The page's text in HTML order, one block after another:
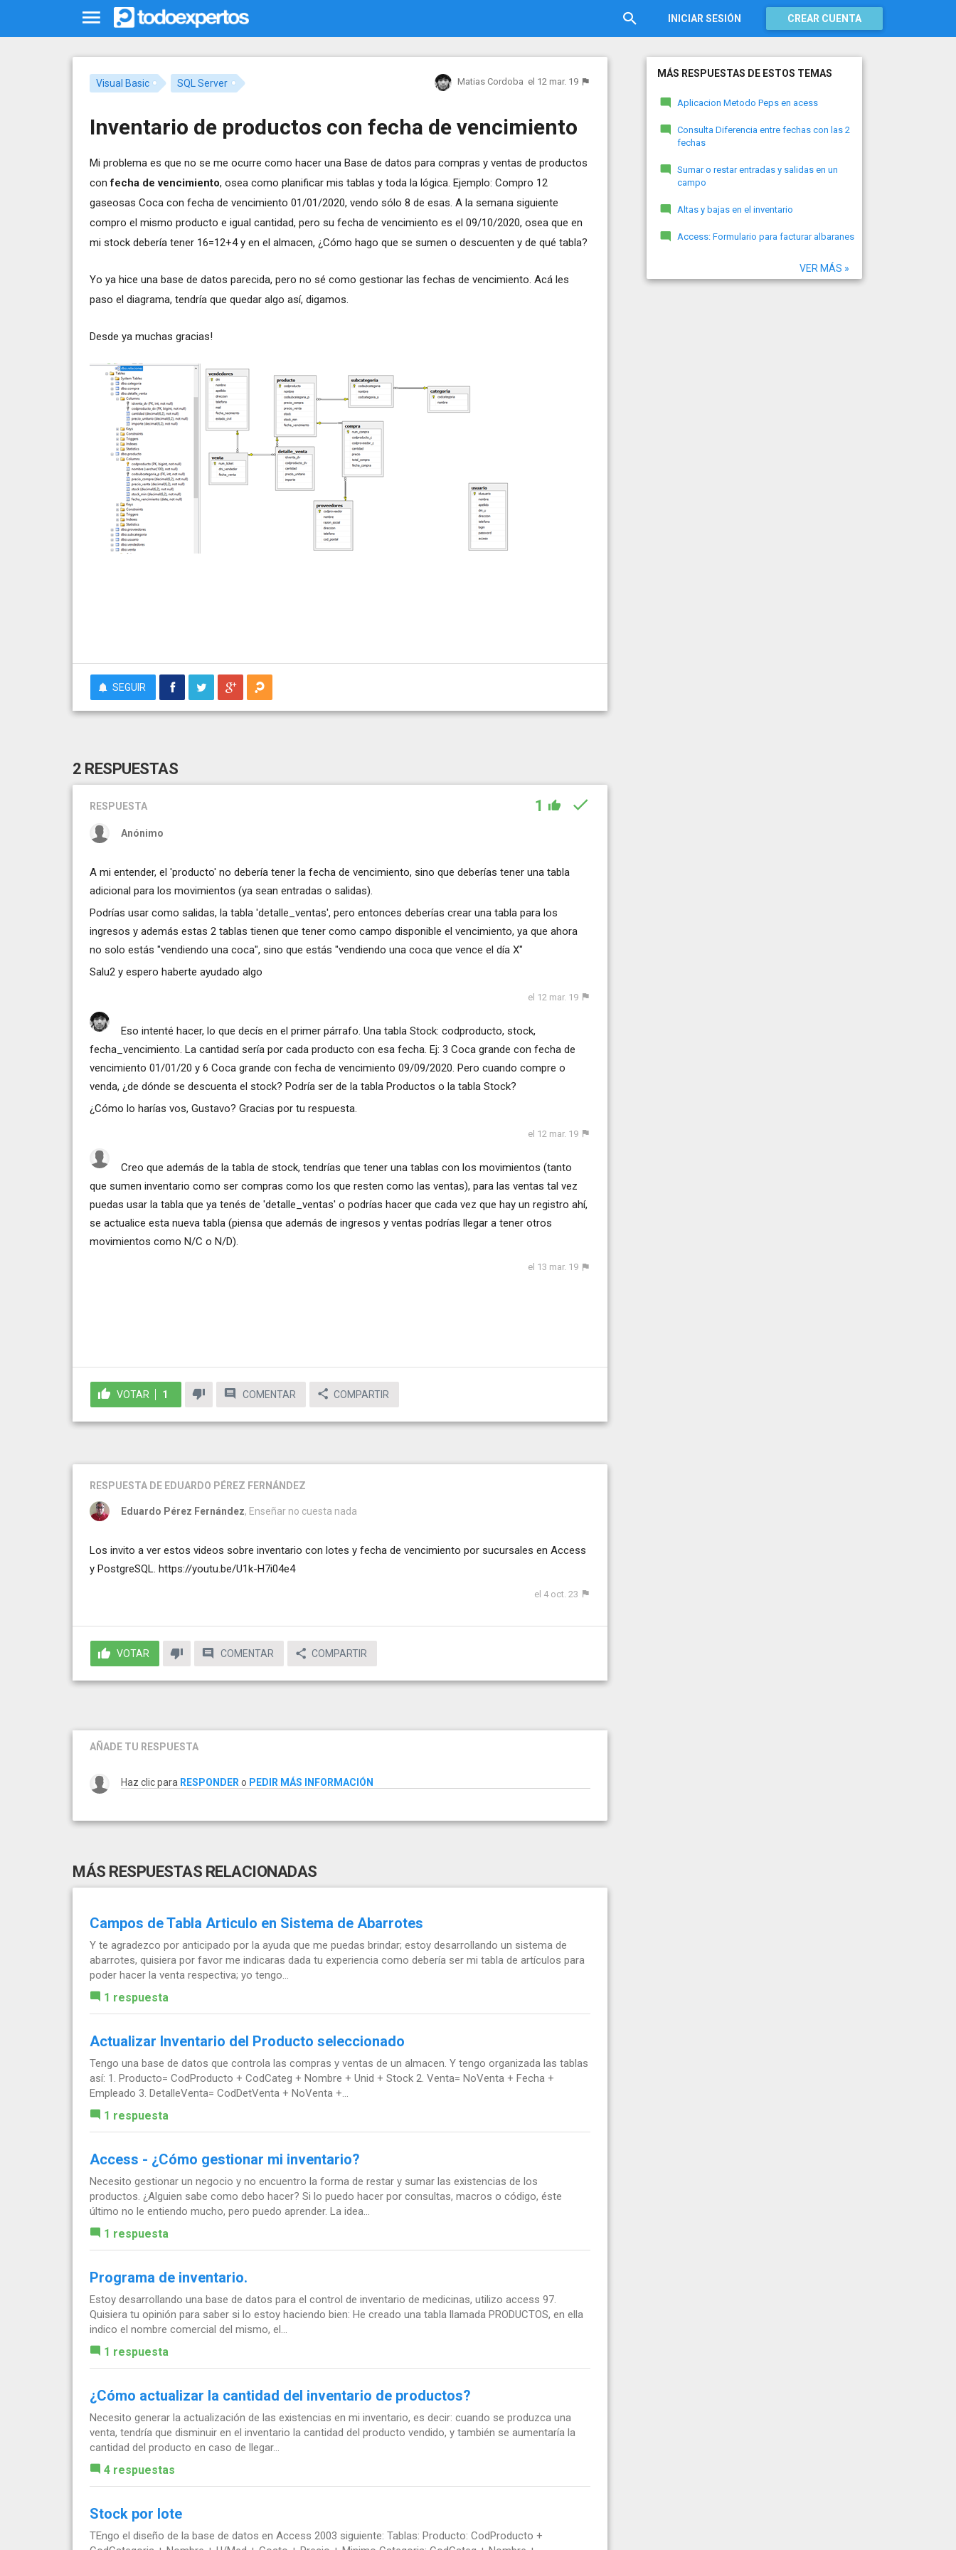
INICIAR SESIÓN CREAR CUENTA
Visual Basic SQL Server Matias Cordoba el 12 mar. 19
Inventario de productos con fecha de vencimiento
Mi problema es que no se me ocurre como hacer una Base de datos para compras y ventas de productos
confecha de vencimiento, osea como planificar mis tablas y toda la lógica. Ejemplo: Compro 12
gaseosas Coca con fecha de vencimiento 01/01/2020, vendo sólo 8 de esas. A la semana siguiente
compro el mismo producto e igual cantidad, pero su fecha de vencimiento es el 09/10/2020, osea que en
mi stock debería tener 16=12+4 y en el almacen, ¿Cómo hago que se sumen o descuenten y de qué tabla?
Yo ya hice una base de datos parecida, pero no sé como gestionar las fechas de vencimiento. Acá les
paso el diagrama, tendría que quedar algo así, digamos.
Desde ya muchas gracias!
SEGUIR
2 RESPUESTAS
RESPUESTA 1
Anónimo
A mi entender, el 'producto' no debería tener la fecha de vencimiento, sino que deberías tener una tabla
adicional para los movimientos (ya sean entradas o salidas).
Podrías usar como salidas, la tabla 'detalle_ventas', pero entonces deberías crear una tabla para los
ingresos y además estas 2 tablas tienen que tener como campo disponible el vencimiento, ya que ahora
no solo estás "vendiendo una coca", sino que estás "vendiendo una coca que vence el día X"
Salu2 y espero haberte ayudado algo
el 12 mar. 19
Eso intenté hacer, lo que decís en el primer párrafo. Una tabla Stock: codproducto, stock,
fecha_vencimiento. La cantidad sería por cada producto con esa fecha. Ej: 3 Coca grande con fecha de
vencimiento 01/01/20 y 6 Coca grande con fecha de vencimiento 09/09/2020. Pero cuando compre o
venda, ¿de dónde se descuenta el stock? Podría ser de la tabla Productos o la tabla Stock?
¿Cómo lo harías vos, Gustavo? Gracias por tu respuesta.
el 12 mar. 19
Creo que además de la tabla de stock, tendrías que tener una tablas con los movimientos (tanto
que sumen inventario como ser compras como los que resten como las ventas), para las ventas tal vez
puedas usar la tabla que ya tenés de 'detalle_ventas' o podrías hacer que cada vez que hay un registro ahí,
se actualice esta nueva tabla (piensa que además de ingresos y ventas podrías llegar a tener otros
movimientos como N/C o N/D).
el 13 mar. 19
VOTAR 1 COMENTAR COMPARTIR
RESPUESTA DE EDUARDO PÉREZ FERNÁNDEZ
Eduardo Pérez Fernández, Enseñar no cuesta nada
Los invito a ver estos videos sobre inventario con lotes y fecha de vencimiento por sucursales en Access
y PostgreSQL. https://youtu.be/U1k-H7i04e4
el 4 oct. 23
VOTAR COMENTAR COMPARTIR
AÑADE TU RESPUESTA
Haz clic para RESPONDER o PEDIR MÁS INFORMACIÓN
MÁS RESPUESTAS RELACIONADAS
Campos de Tabla Articulo en Sistema de Abarrotes
Y te agradezco por anticipado por la ayuda que me puedas brindar; estoy desarrollando un sistema de
abarrotes, quisiera por favor me indicaras dada tu experiencia como debería ser mi tabla de artículos para
poder hacer la venta respectiva; yo tengo...
1 respuesta
Actualizar Inventario del Producto seleccionado
Tengo una base de datos que controla las compras y ventas de un almacen. Y tengo organizada las tablas
así: 1. Producto= CodProducto + CodCateg + Nombre + Unid + Stock 2. Venta= NoVenta + Fecha +
Empleado 3. DetalleVenta= CodDetVenta + NoVenta +...
1 respuesta
Access - ¿Cómo gestionar mi inventario?
Necesito gestionar un negocio y no encuentro la forma de restar y sumar las existencias de los
productos. ¿Alguien sabe como debo hacer? Si lo puedo hacer por consultas, macros o código, éste
último no le entiendo mucho, pero puedo aprender. La idea...
1 respuesta
Programa de inventario.
Estoy desarrollando una base de datos para el control de inventario de medicinas, utilizo access 97.
Quisiera tu opinión para saber si lo estoy haciendo bien: He creado una tabla llamada PRODUCTOS, en ella
indico el nombre comercial del mismo, el...
1 respuesta
¿Cómo actualizar la cantidad del inventario de productos?
Necesito generar la actualización de las existencias en mi inventario, es decir: cuando se produzca una
venta, tendría que disminuir en el inventario la cantidad del producto vendido, y también se aumentaría la
cantidad del producto en caso de llegar...
4 respuestas
Stock por lote
TEngo el diseño de la base de datos en Access 2003 siguiente: Tablas: Producto: CodProducto +
MÁS RESPUESTAS DE ESTOS TEMAS
Aplicacion Metodo Peps en acess
Consulta Diferencia entre fechas con las 2
fechas
Sumar o restar entradas y salidas en un
campo
Altas y bajas en el inventario
Access: Formulario para facturar albaranes
VER MÁS »